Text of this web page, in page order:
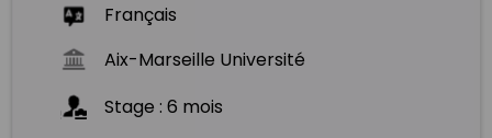
Français
Aix-Marseille Université
Stage :6 mois